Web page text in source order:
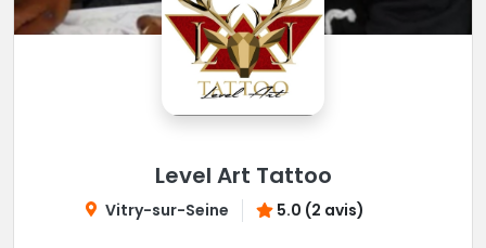
Level Art Tattoo
Vitry-sur-Seine 5.0 (2 avis)